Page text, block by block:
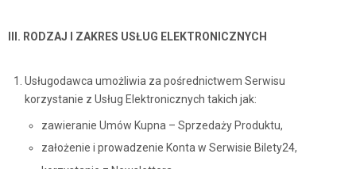
III. RODZAJ I ZAKRES USŁUG ELEKTRONICZNYCH
Usługodawca umożliwia za pośrednictwem Serwisu
korzystanie z Usług Elektronicznych takich jak:
zawieranie Umów Kupna – Sprzedaży Produktu,
założenie i prowadzenie Konta w Serwisie Bilety24,